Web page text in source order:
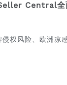
Central全
权风险、欧洲凉